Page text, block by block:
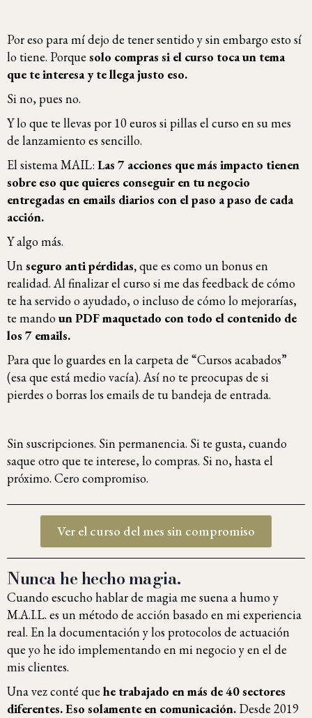
Por eso para mí dejo de tener sentido y sin embargo esto sí
lo tiene. Porque solo compras si el curso toca un tema
que te interesa y te llega justo eso.
Si no, pues no.
Y lo que te llevas por 10 euros si pillas el curso en su mes
de lanzamiento es sencillo.
El sistema MAIL: Las 7 acciones que más impacto tienen
sobre eso que quieres conseguir en tu negocio
entregadas en emails diarios con el paso a paso de cada
acción.
Y algo más.
Unseguro anti pérdidas,que es como un bonus en
realidad. Al finalizar el curso si me das feedback de cómo
te ha servido o ayudado, o incluso de cómo lo mejorarías,
te mandoun PDF maquetado con todo el contenido de
los 7 emails.
Para que lo guardes en la carpeta de “Cursos acabados”
(esa que está medio vacía). Así no te preocupas de si
pierdes o borras los emails de tu bandeja de entrada.
Sin suscripciones. Sin permanencia. Si te gusta, cuando
saque otro que te interese, lo compras. Si no, hasta el
próximo. Cero compromiso.
Ver el curso del mes sin compromiso
Nunca he hecho magia.
Cuando escucho hablar de magia me suena a humo y
M.A.I.L. es un método de acción basado en mi experiencia
real. En la documentación y los protocolos de actuación
que yo he ido implementando en mi negocio y en el de
mis clientes.
Una vez conté que he trabajado en más de 40 sectores
diferentes. Eso solamente en comunicación. Desde 2019